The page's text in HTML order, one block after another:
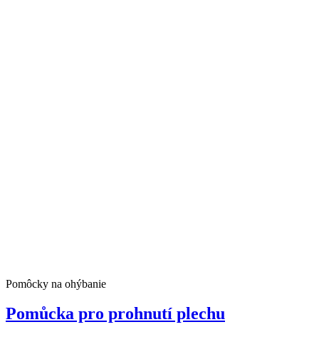
Pomôcky na ohýbanie
Pomůcka pro prohnutí plechu